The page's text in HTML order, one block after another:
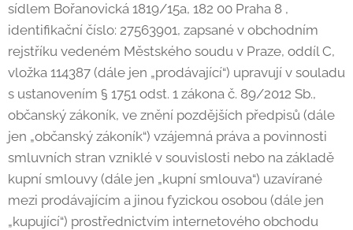
sídlem Bořanovická 1819/15a, 182 00 Praha 8 ,
identifikační číslo: 27563901, zapsané v obchodním
rejstříku vedeném Městského soudu v Praze, oddíl C,
vložka 114387 (dále jen „prodávající“) upravují v souladu
s ustanovením § 1751 odst. 1 zákona č. 89/2012 Sb.,
občanský zákoník, ve znění pozdějších předpisů (dále
jen „občanský zákoník“) vzájemná práva a povinnosti
smluvních stran vzniklé v souvislosti nebo na základě
kupní smlouvy (dále jen „kupní smlouva“) uzavírané
mezi prodávajícím a jinou fyzickou osobou (dále jen
„kupující“) prostřednictvím internetového obchodu